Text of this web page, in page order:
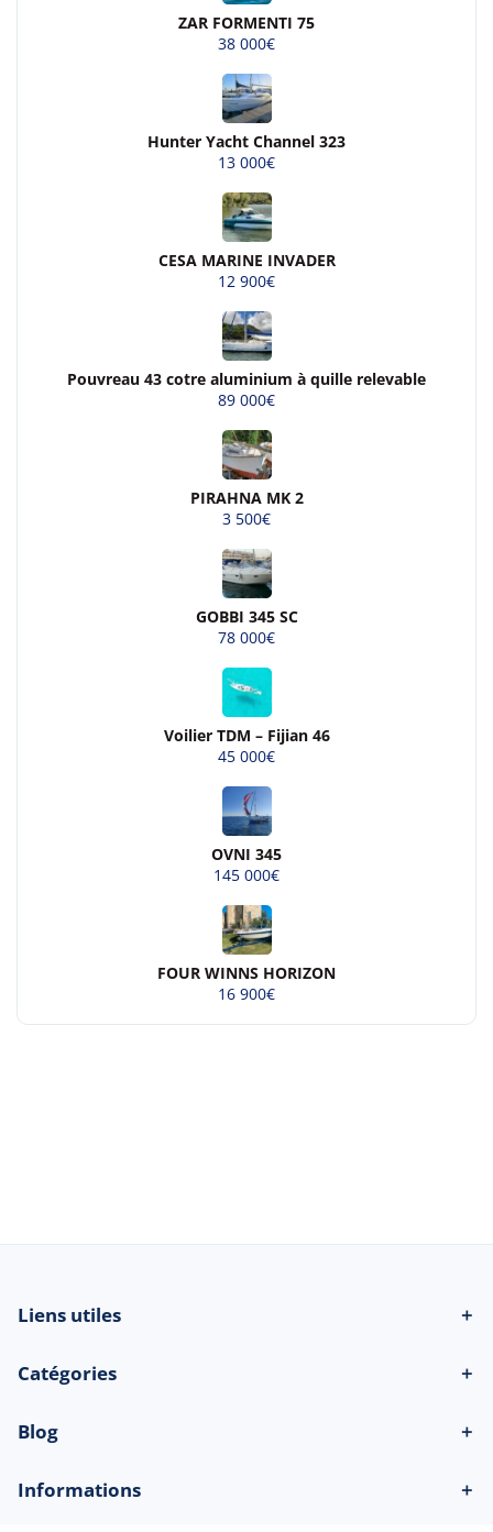
ZAR FORMENTI 75
38 000€
Hunter Yacht Channel 323
13 000€
CESA MARINE INVADER
12 900€
Pouvreau 43 cotre aluminium à quille relevable
89 000€
PIRAHNA MK 2
3 500€
GOBBI 345 SC
78 000€
Voilier TDM – Fijian 46
45 000€
OVNI 345
145 000€
FOUR WINNS HORIZON
16 900€
Liens utiles ＋
Catégories ＋
Blog ＋
Informations ＋